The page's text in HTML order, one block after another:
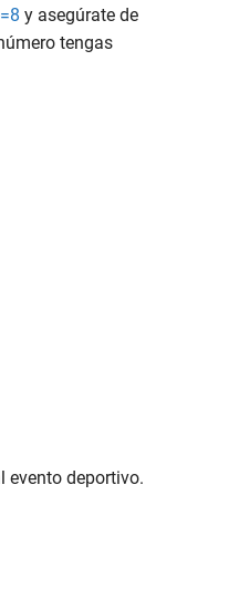
y asegúrate de
tengas
evento deportivo.